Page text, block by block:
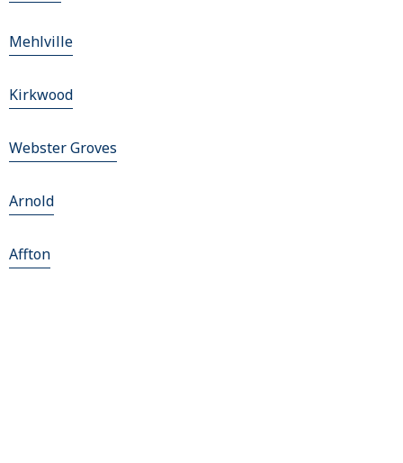
Mehlville
Kirkwood
Webster Groves
Arnold
Affton